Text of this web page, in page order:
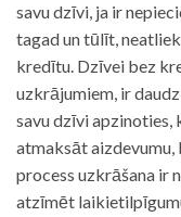
savu dzīvi, ja ir
tagad un tūlīt,
kredītu. Dzīvei bez
uzkrājumiem, ir
savu dzīvi apzinoties,
atmaksāt
process uzkrāšana ir
atzīmēt